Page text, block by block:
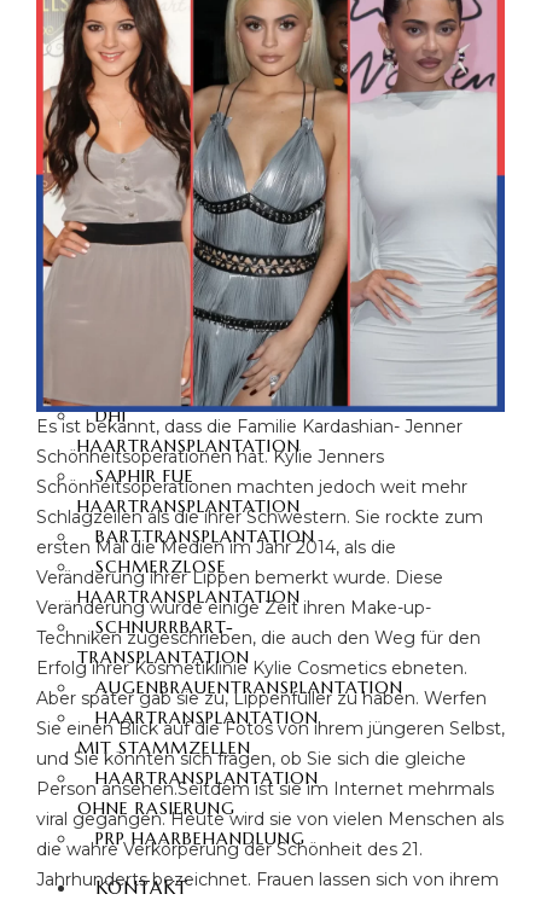
ZÄHNE MIT LAMINATE
PORZELLAN-ZAHN-
VENEER
ZÄHNE MIT VENEERS
E-MAX VENEER
ZAHNIMPLANTATE
ZAHNBLEACHING
HAARTRANSPLANTATION
HAARTRANSPLANTATION
TÜRKEI
HAARTRANSPLANTATION
DHI
HAARTRANSPLANTATION
SAPHIR FUE
HAARTRANSPLANTATION
BARTTRANSPLANTATION
SCHMERZLOSE
HAARTRANSPLANTATION
SCHNURRBART-
TRANSPLANTATION
AUGENBRAUENTRANSPLANTATION
HAARTRANSPLANTATION
MIT STAMMZELLEN
HAARTRANSPLANTATION
OHNE RASIERUNG
PRP HAARBEHANDLUNG
KONTAKT
Es ist bekannt, dass die Familie Kardashian- Jenner
Schönheitsoperationen hat. Kylie Jenners
Schönheitsoperationen machten jedoch weit mehr
Schlagzeilen als die ihrer Schwestern. Sie rockte zum
ersten Mal die Medien im Jahr 2014, als die
Veränderung ihrer Lippen bemerkt wurde. Diese
Veränderung wurde einige Zeit ihren Make-up-
Techniken zugeschrieben, die auch den Weg für den
Erfolg ihrer Kosmetiklinie Kylie Cosmetics ebneten.
Aber später gab sie zu, Lippenfüller zu haben. Werfen
Sie einen Blick auf die Fotos von ihrem jüngeren Selbst,
und Sie könnten sich fragen, ob Sie sich die gleiche
Person ansehen.Seitdem ist sie im Internet mehrmals
viral gegangen. Heute wird sie von vielen Menschen als
die wahre Verkörperung der Schönheit des 21.
Jahrhunderts bezeichnet. Frauen lassen sich von ihrem